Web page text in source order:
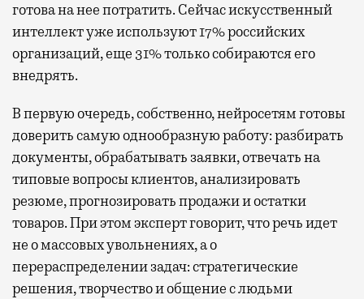
готова на нее потратить. Сейчас искусственный
интеллект уже используют 17% российских
организаций, еще 31% только собираются его
внедрять.
В первую очередь, собственно, нейросетям готовы
доверить самую однообразную работу: разбирать
документы, обрабатывать заявки, отвечать на
типовые вопросы клиентов, анализировать
резюме, прогнозировать продажи и остатки
товаров. При этом эксперт говорит, что речь идет
не о массовых увольнениях, а о
перераспределении задач: стратегические
решения, творчество и общение с людьми